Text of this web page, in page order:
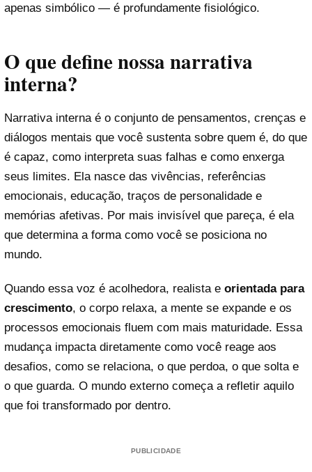
apenas simbólico — é profundamente fisiológico.
O que define nossa narrativa
interna?
Narrativa interna é o conjunto de pensamentos, crenças e
diálogos mentais que você sustenta sobre quem é, do que
é capaz, como interpreta suas falhas e como enxerga
seus limites. Ela nasce das vivências, referências
emocionais, educação, traços de personalidade e
memórias afetivas. Por mais invisível que pareça, é ela
que determina a forma como você se posiciona no
mundo.
Quando essa voz é acolhedora, realista e orientada para
crescimento, o corpo relaxa, a mente se expande e os
processos emocionais fluem com mais maturidade. Essa
mudança impacta diretamente como você reage aos
desafios, como se relaciona, o que perdoa, o que solta e
o que guarda. O mundo externo começa a refletir aquilo
que foi transformado por dentro.
PUBLICIDADE